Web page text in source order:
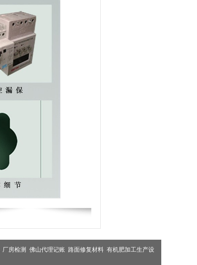
厂房检测 佛山代理记账 路面修复材料 有机肥加工生产设